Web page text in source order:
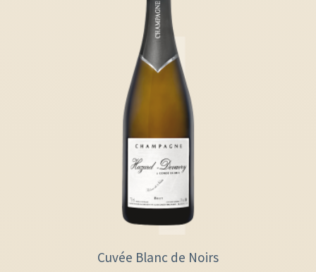
Cuvée Blanc de Noirs